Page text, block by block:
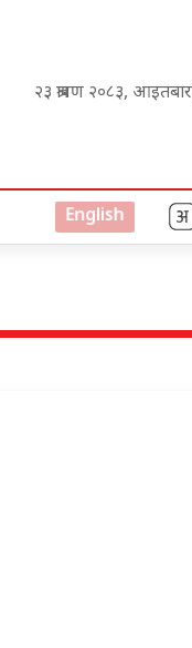
२३ श्रावण २०८३,
English